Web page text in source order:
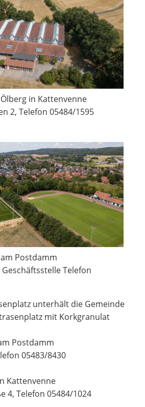
in Kattenvenne
2, Telefon 05484/1595
Postdamm
Telefon
unterhält die Gemeinde
mit Korkgranulat
Postdamm
05483/8430
Kattenvenne
4, Telefon 05484/1024